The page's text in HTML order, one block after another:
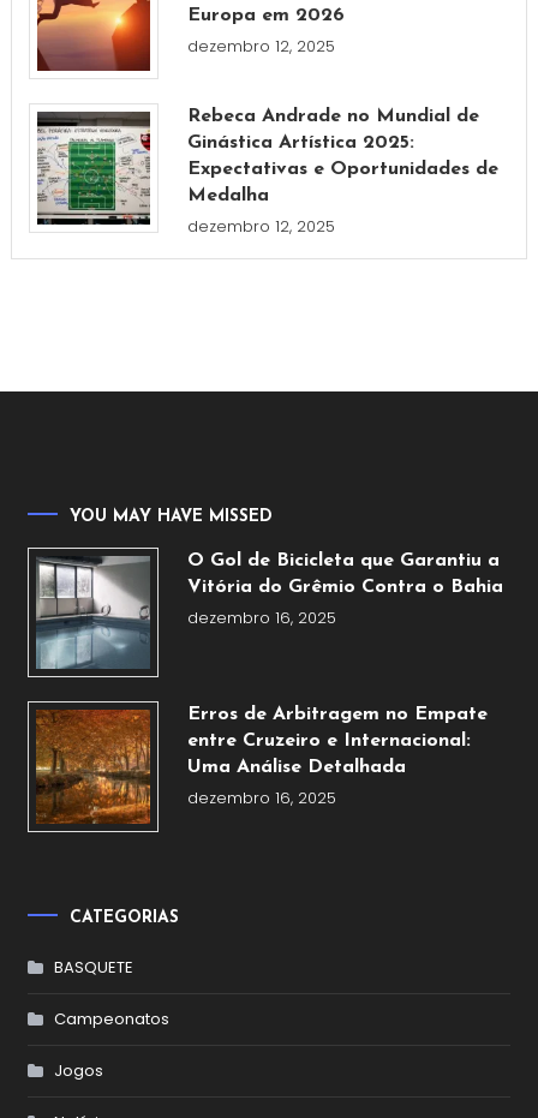
Europa em 2026
dezembro 12, 2025
Rebeca Andrade no Mundial de
Ginástica Artística 2025:
Expectativas e Oportunidades de
Medalha
dezembro 12, 2025
YOU MAY HAVE MISSED
O Gol de Bicicleta que Garantiu a
Vitória do Grêmio Contra o Bahia
dezembro 16, 2025
Erros de Arbitragem no Empate
entre Cruzeiro e Internacional:
Uma Análise Detalhada
dezembro 16, 2025
CATEGORIAS
BASQUETE
Campeonatos
Jogos